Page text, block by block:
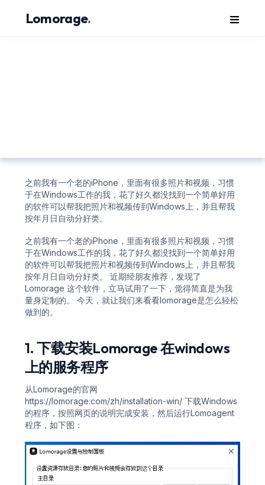
主页
EN
Lomorage.
之前我有一个老的iPhone，里面有很多照片和视频，习惯
于在Windows工作的我，花了好久都没找到一个简单好用
的软件可以帮我把照片和视频传到Windows上，并且帮我
按年月日自动分好类。
之前我有一个老的iPhone，里面有很多照片和视频，习惯
于在Windows工作的我，花了好久都没找到一个简单好用
的软件可以帮我把照片和视频传到Windows上，并且帮我
按年月日自动分好类。 近期经朋友推荐，发现了
Lomorage 这个软件，立马试用了一下，觉得简直是为我
量身定制的。 今天，就让我们来看看lomorage是怎么轻松
做到的。
1. 下载安装Lomorage 在windows
上的服务程序
从Lomorage的官网
https://lomorage.com/zh/installation-win/下载Windows
的程序，按照网页的说明完成安装，然后运行Lomoagent
程序，如下图：